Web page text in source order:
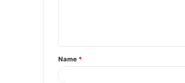
t
*
Name *